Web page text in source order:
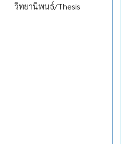
วิทยานิพนธ์/Thesis